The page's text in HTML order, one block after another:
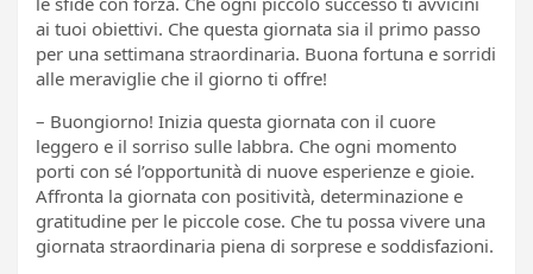
ai tuoi obiettivi. Che questa giornata sia il primo passo
per una settimana straordinaria. Buona fortuna e sorridi
alle meraviglie che il giorno ti offre!
– Buongiorno! Inizia questa giornata con il cuore
leggero e il sorriso sulle labbra. Che ogni momento
porti con sé l’opportunità di nuove esperienze e gioie.
Affronta la giornata con positività, determinazione e
gratitudine per le piccole cose. Che tu possa vivere una
giornata straordinaria piena di sorprese e soddisfazioni.